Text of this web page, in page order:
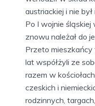
austriackiej i nie
Po I wojnie śląskiej
znowu należał do
Przeto
lat współżyli ze
razem w
czeskich i
rodzinnych,